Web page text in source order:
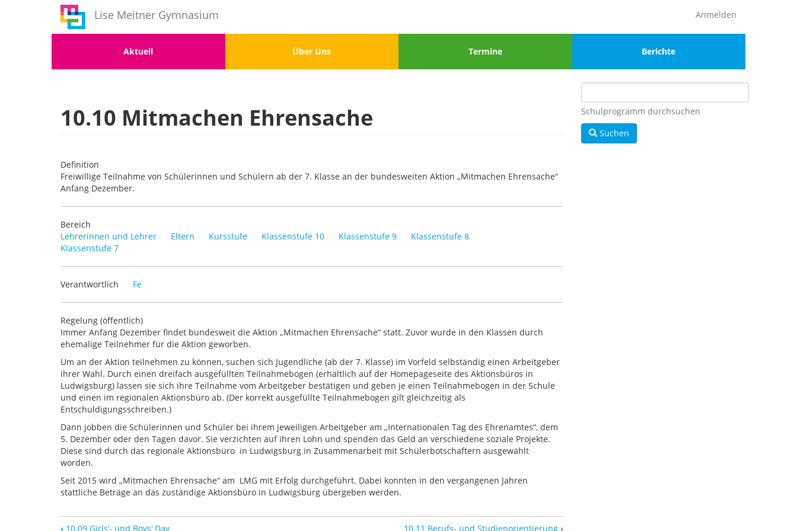
Lise Meitner Gymnasium
Benutzermenü Anmelden
1
Aktuell
2
Über Uns
3
Termine
4
Berichte
10.10 Mitmachen Ehrensache
Definition
Freiwillige Teilnahme von Schülerinnen und Schülern ab der 7. Klasse an der bundesweiten Aktion „Mitmachen Ehrensache“
Anfang Dezember.
Bereich
Lehrerinnen und Lehrer
Eltern Kursstufe Klassenstufe 10 Klassenstufe 9
Klassenstufe 8
Klassenstufe 7
Verantwortlich Fe
Regelung (öffentlich)
Immer Anfang Dezember findet bundesweit die Aktion „Mitmachen Ehrensache“ statt. Zuvor wurde in den Klassen durch
ehemalige Teilnehmer für die Aktion geworben.
Um an der Aktion teilnehmen zu können, suchen sich Jugendliche (ab der 7. Klasse) im Vorfeld selbständig einen Arbeitgeber
ihrer Wahl. Durch einen dreifach ausgefüllten Teilnahmebogen (erhältlich auf der Homepageseite des Aktionsbüros in
Ludwigsburg) lassen sie sich ihre Teilnahme vom Arbeitgeber bestätigen und geben je einen Teilnahmebogen in der Schule
und einen im regionalen Aktionsbüro ab. (Der korrekt ausgefüllte Teilnahmebogen gilt gleichzeitig als
Entschuldigungsschreiben.)
Dann jobben die Schülerinnen und Schüler bei ihrem jeweiligen Arbeitgeber am „Internationalen Tag des Ehrenamtes“, dem
5. Dezember oder den Tagen davor. Sie verzichten auf ihren Lohn und spenden das Geld an verschiedene soziale Projekte.
Diese sind durch das regionale Aktionsbüro in Ludwigsburg in Zusammenarbeit mit Schülerbotschaftern ausgewählt
worden.
Seit 2015 wird „Mitmachen Ehrensache“ am LMG mit Erfolg durchgeführt. Dabei konnten in den vergangenen Jahren
stattliche Beträge an das zuständige Aktionsbüro in Ludwigsburg übergeben werden.
‹ 10.09 Girls‘- und Boys‘ Day 10.11 Berufs- und Studienorientierung ›
Schulprogramm durchsuchen
Suchen